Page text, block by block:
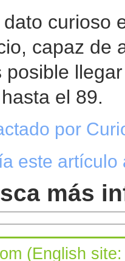
curioso
capaz de
posible
el 89.
por
este artículo
más
(English